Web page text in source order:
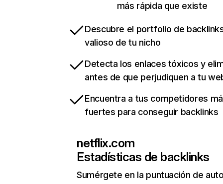
más rápida que existe
Descubre el portfolio de
valioso de tu nicho
Detecta los enlaces tóxicos y
antes de que perjudiquen a tu
Encuentra a tus competidores
fuertes para conseguir backlinks
netflix.com
Estadísticas de backlinks
Sumérgete en la puntuación de